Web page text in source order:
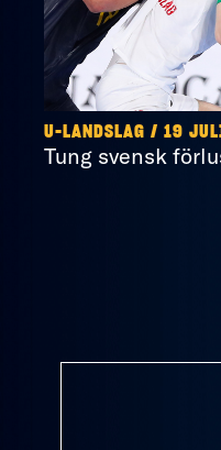
U-LANDSLAG / 19
Tung svensk